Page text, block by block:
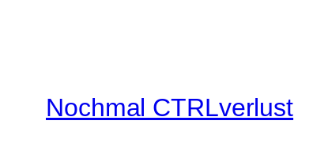
Nochmal CTRLverlust